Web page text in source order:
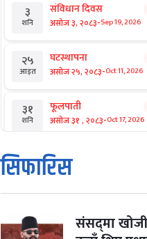
३
शनि
संविधान दिवस
असोज ३, २०८३-Sep 19, 2026
२५
आइत
घटस्थापना
असोज २५, २०८३-Oct 11, 2026
३१
शनि
फूलपाती
असोज ३१ , २०८३-Oct 17, 2026
१
आइत
कार्तिक सङ्क्रान्ति
कार्तिक १, २०८३
मंगल कार्तिक ३, २०८३-Oct 20, 2026
सिफारिस
संसद्‌मा